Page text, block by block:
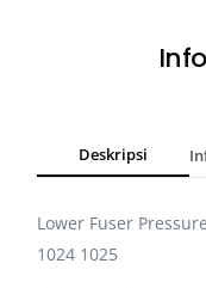
Deskripsi
Lower Fuser
1024 1025